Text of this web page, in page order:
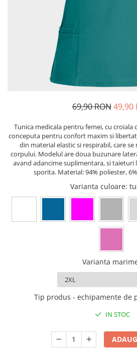
Seturi de scris Premium
Instrumente de scris eco
Creioane mecanice si grafit
Rezerve instrumente scris
Tavite documente si suporturi
Ascutitori, radiere, agrafe
Foarfece pentru birou
Echipamente medicale
Manusi de protectie
Accesorii pentru protectia capului
Casti de protectie
Ochelari de protectie si viziere
Sepci, caciuli si esarfe
Pachete promotionale
Accesorii pentru protectia muncii
Sosete de lucru
Branturi
Articole de unica folosinta
Suporturi si huse telefoane &
Periferice PC si accesorii
69,90 RON49,90
Tunica medicala pentru femei, cu croiala
conceputa pentru confort maxim si
din material elastic si respirabil, care
corpului. Modelul are doua buzunare
avand adancime suplimentara, si
sporita. Material: 94% poliester,
Varianta culoare:
Varianta
Tip produs - echipamente de
IN STOC